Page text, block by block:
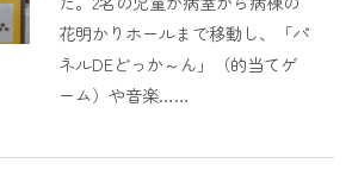
花明かりホールまで移動し、「パ
ネルDEどっか～ん」（的当てゲ
ーム）や音楽……